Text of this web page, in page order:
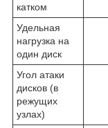
катком
Удельная
нагрузка на
один диск
Угол атаки
дисков (в
режущих
узлах)